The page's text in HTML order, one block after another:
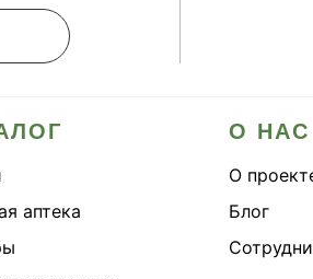
аптека
О НАС
О
Блог